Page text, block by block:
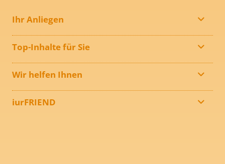
Ihr Anliegen
Top-Inhalte für Sie
Wir helfen Ihnen
iurFRIEND